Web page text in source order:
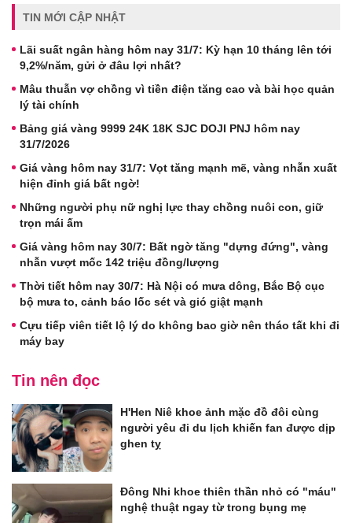
TIN MỚI CẬP NHẬT
Lãi suất ngân hàng hôm nay 31/7: Kỳ hạn 10 tháng lên tới
9,2%/năm, gửi ở đâu lợi nhất?
Mâu thuẫn vợ chồng vì tiền điện tăng cao và bài học quản
lý tài chính
Bảng giá vàng 9999 24K 18K SJC DOJI PNJ hôm nay
31/7/2026
Giá vàng hôm nay 31/7: Vọt tăng mạnh mẽ, vàng nhẫn xuất
hiện đỉnh giá bất ngờ!
Những người phụ nữ nghị lực thay chồng nuôi con, giữ
trọn mái ấm
Giá vàng hôm nay 30/7: Bất ngờ tăng "dựng đứng", vàng
nhẫn vượt mốc 142 triệu đồng/lượng
Thời tiết hôm nay 30/7: Hà Nội có mưa dông, Bắc Bộ cục
bộ mưa to, cảnh báo lốc sét và gió giật mạnh
Cựu tiếp viên tiết lộ lý do không bao giờ nên tháo tất khi đi
máy bay
Tin nên đọc
H'Hen Niê khoe ảnh mặc đồ đôi cùng
người yêu đi du lịch khiến fan được dịp
ghen tỵ
Đông Nhi khoe thiên thần nhỏ có "máu"
nghệ thuật ngay từ trong bụng mẹ